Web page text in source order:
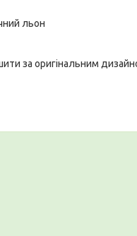
льон
за оригінальним